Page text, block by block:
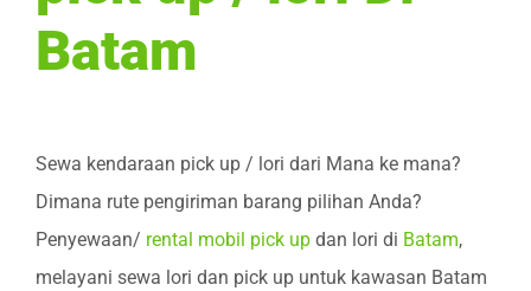
Batam
Sewa kendaraan pick up / lori dari Mana ke mana?
Dimana rute pengiriman barang pilihan Anda?
Penyewaan/ rental mobil pick up dan lori di Batam,
melayani sewa lori dan pick up untuk kawasan Batam